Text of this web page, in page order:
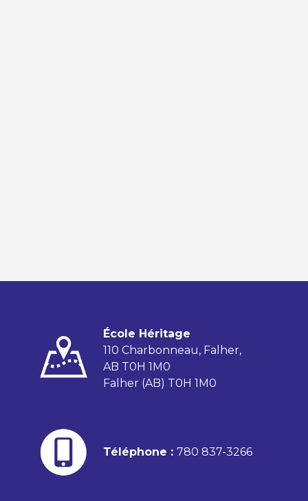
École Héritage
110 Charbonneau, Falher,
AB T0H 1M0
Falher (AB) T0H 1M0
Téléphone : 780 837-3266